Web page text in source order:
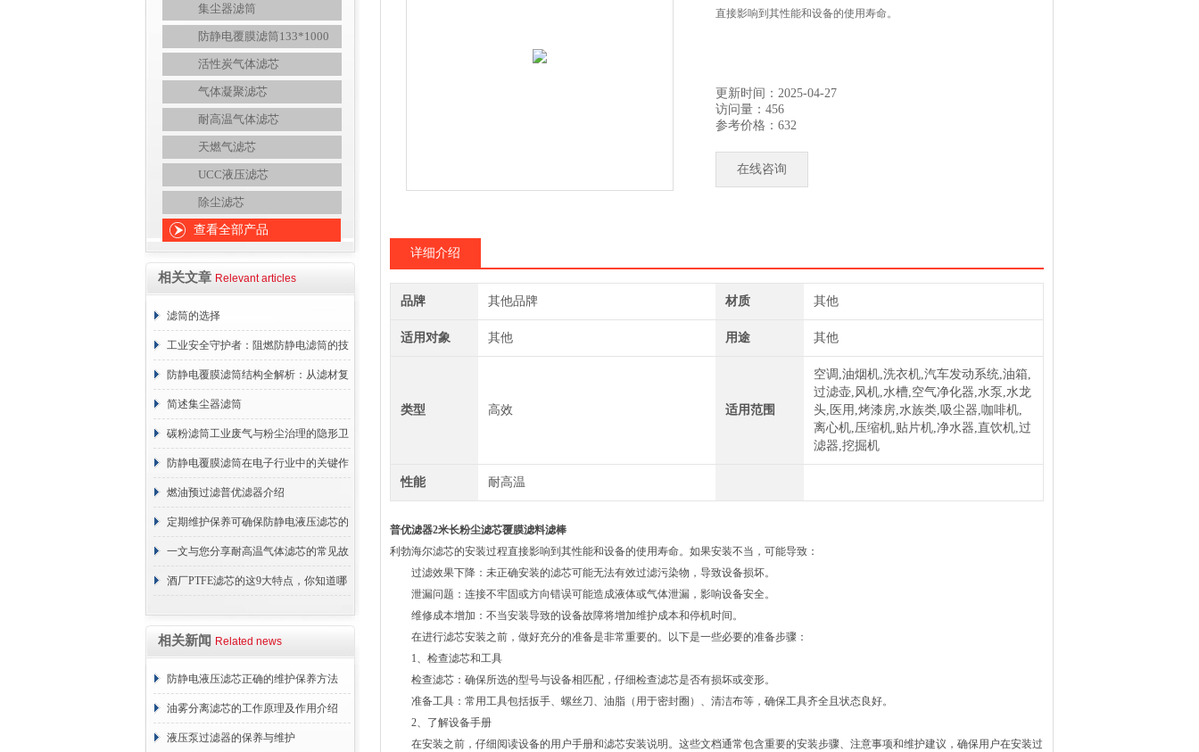
集尘器滤筒
防静电覆膜滤筒133*1000
活性炭气体滤芯
气体凝聚滤芯
耐高温气体滤芯
天燃气滤芯
UCC液压滤芯
除尘滤芯
查看全部产品
相关文章 Relevant articles
滤筒的选择
工业安全守护者：阻燃防静电滤筒的技
术原理与应用解析
防静电覆膜滤筒结构全解析：从滤材复
合到整体成型
简述集尘器滤筒
碳粉滤筒工业废气与粉尘治理的隐形卫
士
防静电覆膜滤筒在电子行业中的关键作
用
燃油预过滤普优滤器介绍
定期维护保养可确保防静电液压滤芯的
正常工作
一文与您分享耐高温气体滤芯的常见故
障相应解决方法
酒厂PTFE滤芯的这9大特点，你知道哪
相关新闻 Related news
防静电液压滤芯正确的维护保养方法
油雾分离滤芯的工作原理及作用介绍
液压泵过滤器的保养与维护
直接影响到其性能和设备的使用寿命。
更新时间：2025-04-27
访问量：456
参考价格：632
在线咨询
详细介绍
品牌 其他品牌 材质 其他
适用对象 其他 用途 其他
类型 高效 适用范围
空调,油烟机,洗衣机,汽车发动系统,油箱,
过滤壶,风机,水槽,空气净化器,水泵,水龙
头,医用,烤漆房,水族类,吸尘器,咖啡机,
离心机,压缩机,贴片机,净水器,直饮机,过
滤器,挖掘机
性能 耐高温
普优滤器2米长粉尘滤芯覆膜滤料滤棒
利勃海尔滤芯的安装过程直接影响到其性能和设备的使用寿命。如果安装不当，可能导致：
过滤效果下降：未正确安装的滤芯可能无法有效过滤污染物，导致设备损坏。
泄漏问题：连接不牢固或方向错误可能造成液体或气体泄漏，影响设备安全。
维修成本增加：不当安装导致的设备故障将增加维护成本和停机时间。
在进行滤芯安装之前，做好充分的准备是非常重要的。以下是一些必要的准备步骤：
1、检查滤芯和工具
检查滤芯：确保所选的型号与设备相匹配，仔细检查滤芯是否有损坏或变形。
准备工具：常用工具包括扳手、螺丝刀、油脂（用于密封圈）、清洁布等，确保工具齐全且状态良好。
2、了解设备手册
在安装之前，仔细阅读设备的用户手册和滤芯安装说明。这些文档通常包含重要的安装步骤、注意事项和维护建议，确保用户在安装过